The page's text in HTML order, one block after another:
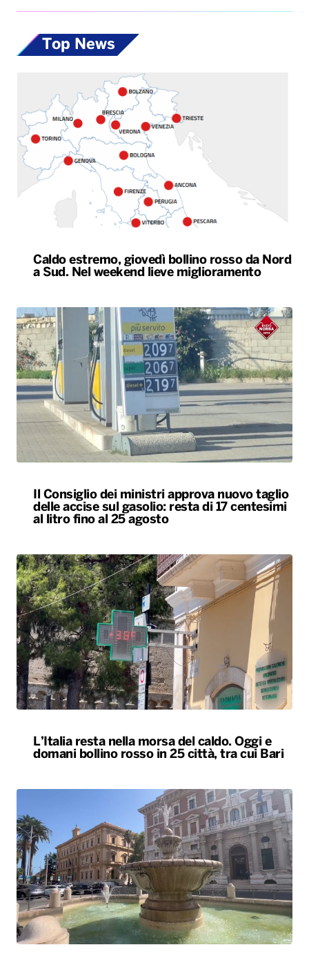
Top News
Caldo estremo, giovedì bollino rosso da Nord
a Sud. Nel weekend lieve miglioramento
Il Consiglio dei ministri approva nuovo taglio
delle accise sul gasolio: resta di 17 centesimi
al litro fino al 25 agosto
L’Italia resta nella morsa del caldo. Oggi e
domani bollino rosso in 25 città, tra cui Bari